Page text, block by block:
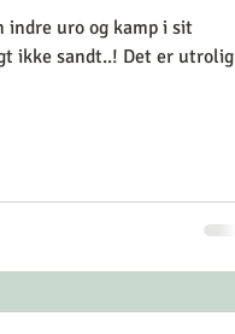
indre uro og kamp i sit
ikke sandt..! Det er utrolig